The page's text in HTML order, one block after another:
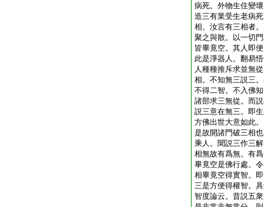
病死。外物生住變
造三有業受生老病
相。汝言有三相者
聚之與散。以一切
皆畢竟空。其人即
此是淨器人。翻易
人種種推斥求並無
相。不知無三説三
不得二智。不入佛
諸部求三無從。而
説三意在無三。即
方佛出世大意如此
是故開諸門破三相
乘人。聞説三作三
相無故有爲無。有
畢竟空是佛行處。
相畢竟空得實智。
三是方便得權智。
智度論云。昔説五